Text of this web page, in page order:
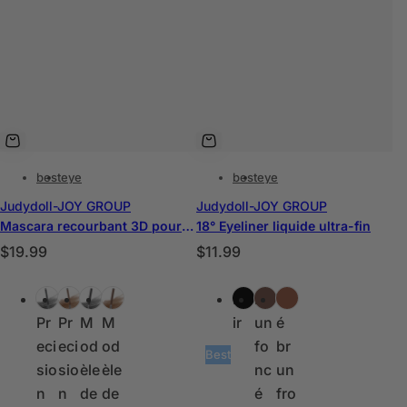
besteye
Judydoll-JOY GROUP
Mascara recourbant 3D pour cils - Volume maximal
P
$19.99
6°
Pr
eci
sio
n
6°
Pr
eci
sio
n
6°
M
od
èle
de
6°
M
od
èle
de
besteye
Judydoll-JOY GROUP
18° Eyeliner liquide ultra-fin
P
$11.99
No
ir
Br
un
fo
nc
é
Th
é
br
un
fro
Best